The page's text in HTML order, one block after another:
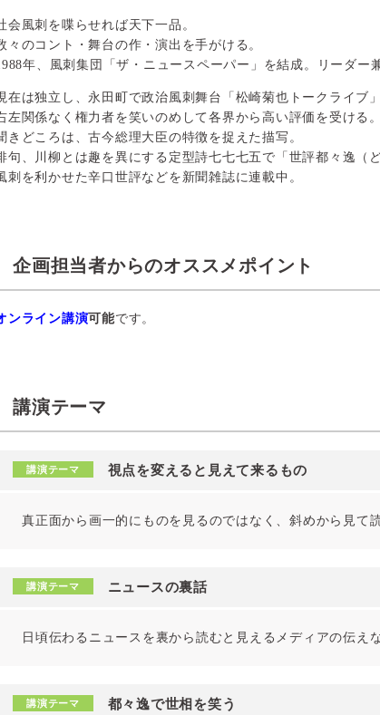
会風刺を喋らせれば天下一品。
々のコント・舞台の作・演出を手がける。
年、風刺集団「ザ・ニュースペーパー」を結成。リーダー
在は独立し、永田町で政治風刺舞台「松崎菊也トークライブ
左関係なく権力者を笑いのめして各界から高い評価を受ける。
きどころは、古今総理大臣の特徴を捉えた描写。
句、川柳とは趣を異にする定型詩七七七五で「世評都々逸（
刺を利かせた辛口世評などを新聞雑誌に連載中。
企画担当者からのオススメポイント
ンライン講演可能です。
講演テーマ
講演テーマ 視点を変えると見えて来るもの
真正面から画一的にものを見るのではなく、斜めから見て
講演テーマ ニュースの裏話
日頃伝わるニュースを裏から読むと見えるメディアの伝え
講演テーマ 都々逸で世相を笑う